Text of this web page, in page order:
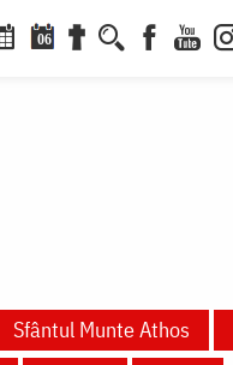
06
Sfântul Munte Athos